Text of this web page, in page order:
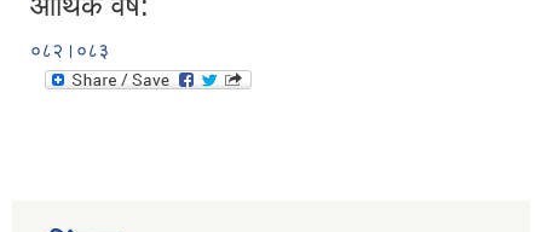
०८२।०८३